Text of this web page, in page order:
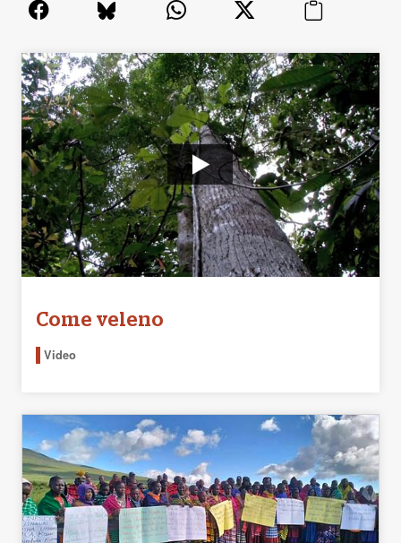
Come veleno
Video